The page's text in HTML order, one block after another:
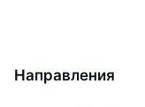
Направления